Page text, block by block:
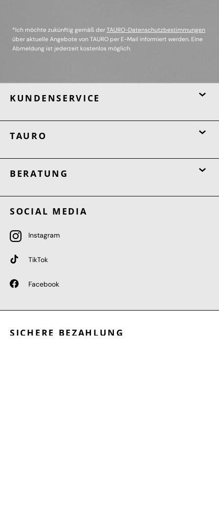
*Ich möchte zukünftig gemäß derTAURO-Datenschutzbestimmungen
über aktuelle Angebote von TAURO per E-Mail informiert werden. Eine
Abmeldung ist jederzeit kostenlos möglich.
KUNDENSERVICE
TAURO
BERATUNG
SOCIAL MEDIA
Instagram
TikTok
Facebook
SICHERE BEZAHLUNG